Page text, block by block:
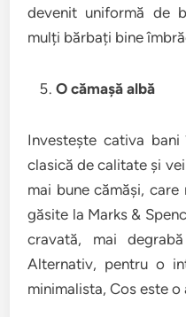
devenit uniformă de
mulți bărbați bine
O cămașă albă
Investește cativa
clasică de calitate și
mai bune cămăși,
găsite la Marks &
cravată, mai
Alternativ, pentru o
minimalista, Cos este